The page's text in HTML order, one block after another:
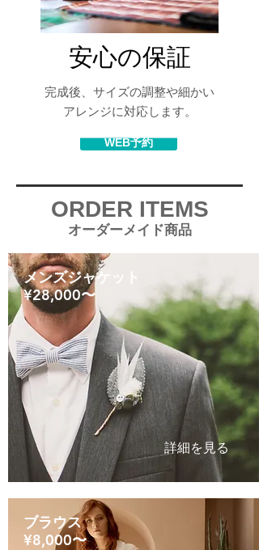
WEB予約
安心の保証
完成後、サイズの調整や細かい
アレンジに対応します。
​ORDER ITEMS
​オーダーメイド商品
メンズジャケット
¥28,000〜
詳細を見る
ブラウス
¥8,000〜